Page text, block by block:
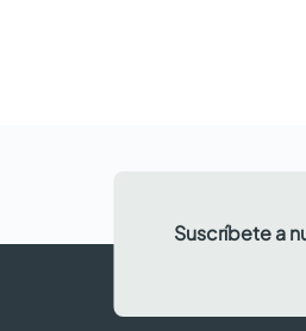
Suscríbete a